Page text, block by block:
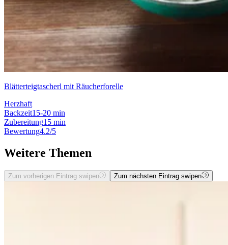
Blätterteigtascherl mit Räucherforelle
Herzhaft
Backzeit15-20 min
Zubereitung15 min
Bewertung4.2/5
Weitere Themen
Zum vorherigen Eintrag swipen Zum nächsten Eintrag swipen